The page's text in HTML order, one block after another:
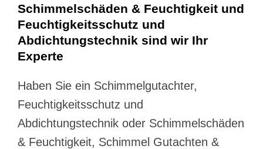
Schimmelschäden & Feuchtigkeit und
Feuchtigkeitsschutz und
Abdichtungstechnik sind wir Ihr
Experte
Haben Sie ein Schimmelgutachter,
Feuchtigkeitsschutz und
Abdichtungstechnik oder Schimmelschäden
& Feuchtigkeit, Schimmel Gutachten &